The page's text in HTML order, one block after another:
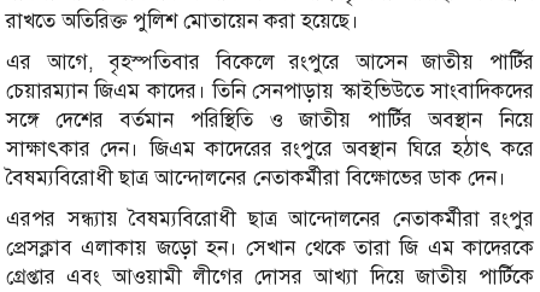
রাখতে অতিরিক্ত পুলিশ মোতায়েন করা হয়েছে।
এর আগে, বৃহস্পতিবার বিকেলে রংপুরে আসেন জাতীয় পার্টির
চেয়ারম্যান জিএম কাদের। তিনি সেনপাড়ায় স্কাইভিউতে সাংবাদিকদের
সঙ্গে দেশের বর্তমান পরিস্থিতি ও জাতীয় পার্টির অবস্থান নিয়ে
সাক্ষাৎকার দেন। জিএম কাদেরের রংপুরে অবস্থান ঘিরে হঠাৎ করে
বৈষম্যবিরোধী ছাত্র আন্দোলনের নেতাকর্মীরা বিক্ষোভের ডাক দেন।
এরপর সন্ধ্যায় বৈষম্যবিরোধী ছাত্র আন্দোলনের নেতাকর্মীরা রংপুর
প্রেসক্লাব এলাকায় জড়ো হন। সেখান থেকে তারা জি এম কাদেরকে
গ্রেপ্তার এবং আওয়ামী লীগের দোসর আখ্যা দিয়ে জাতীয় পার্টিকে